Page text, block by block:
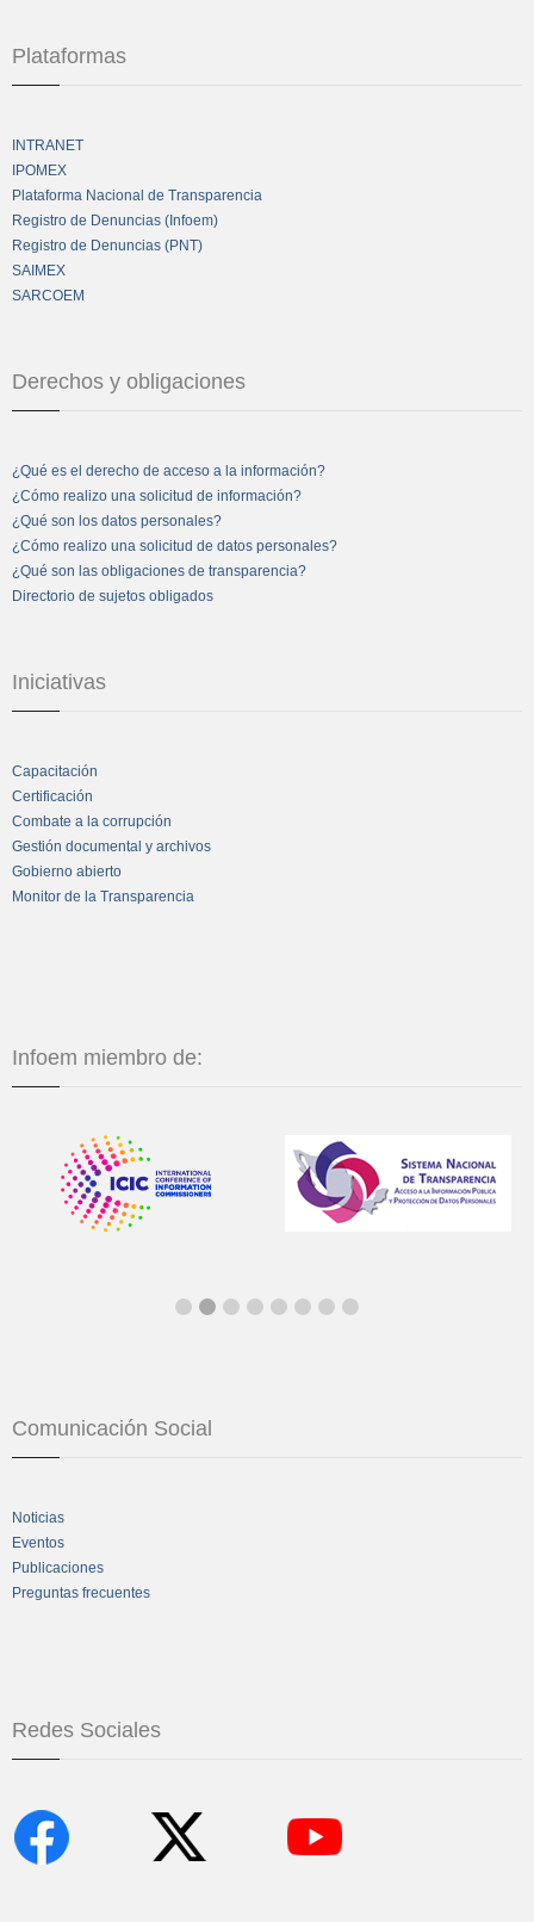
Plataformas
INTRANET
IPOMEX
Plataforma Nacional de Transparencia
Registro de Denuncias (Infoem)
Registro de Denuncias (PNT)
SAIMEX
SARCOEM
Derechos y obligaciones
¿Qué es el derecho de acceso a la información?
¿Cómo realizo una solicitud de información?
¿Qué son los datos personales?
¿Cómo realizo una solicitud de datos personales?
¿Qué son las obligaciones de transparencia?
Directorio de sujetos obligados
Iniciativas
Capacitación
Certificación
Combate a la corrupción
Gestión documental y archivos
Gobierno abierto
Monitor de la Transparencia
Infoem miembro de:
Comunicación Social
Noticias
Eventos
Publicaciones
Preguntas frecuentes
Redes Sociales